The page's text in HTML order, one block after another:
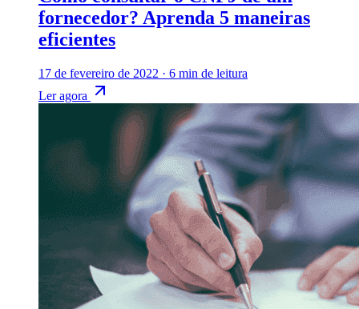
fornecedor? Aprenda 5 maneiras
eficientes
17 de fevereiro de 2022 · 6 min de leitura
Ler agora